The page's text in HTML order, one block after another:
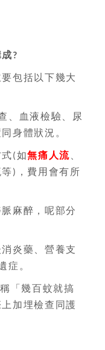
?
包括以下幾大
、血液檢驗、尿
身體狀況。
(如無痛人流
)
，費用會有所
麻醉，呢部分
炎藥、營養支
症。
「幾百蚊就搞
加埋檢查同護